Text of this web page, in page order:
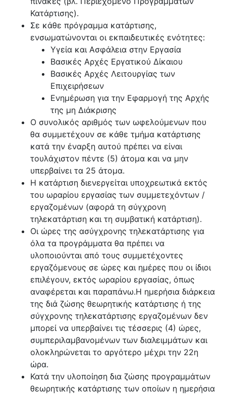
Κατάρτισης).
Σε κάθε πρόγραμμα κατάρτισης,
ενσωματώνονται οι εκπαιδευτικές ενότητες:
Υγεία και Ασφάλεια στην Εργασία
Βασικές Αρχές Εργατικού Δίκαιου
Βασικές Αρχές Λειτουργίας των
Επιχειρήσεων
Ενημέρωση για την Εφαρμογή της Αρχής
της μη Διάκρισης
Ο συνολικός αριθμός των ωφελούμενων που
θα συμμετέχουν σε κάθε τμήμα κατάρτισης
κατά την έναρξη αυτού πρέπει να είναι
τουλάχιστον πέντε (5) άτομα και να μην
υπερβαίνει τα 25 άτομα.
Η κατάρτιση διενεργείται υποχρεωτικά εκτός
του ωραρίου εργασίας των συμμετεχόντων /
εργαζομένων (αφορά τη σύγχρονη
τηλεκατάρτιση και τη συμβατική κατάρτιση).
Οι ώρες της ασύγχρονης τηλεκατάρτισης για
όλα τα προγράμματα θα πρέπει να
υλοποιούνται από τους συμμετέχοντες
εργαζόμενους σε ώρες και ημέρες που οι ίδιοι
επιλέγουν, εκτός ωραρίου εργασίας, όπως
αναφέρεται και παραπάνω.Η ημερήσια διάρκεια
της διά ζώσης θεωρητικής κατάρτισης ή της
σύγχρονης τηλεκατάρτισης εργαζομένων δεν
μπορεί να υπερβαίνει τις τέσσερις (4) ώρες,
συμπεριλαμβανομένων των διαλειμμάτων και
ολοκληρώνεται το αργότερο μέχρι την 22η
ώρα.
Κατά την υλοποίηση δια ζώσης προγραμμάτων
θεωρητικής κατάρτισης των οποίων η ημερήσια